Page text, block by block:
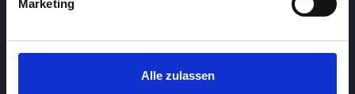
Marketing
Alle zulassen